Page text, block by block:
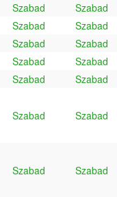
Szabad
Szabad
Szabad
Szabad
Szabad
Szabad
Szabad
Szabad
Szabad
Szabad
Szabad Szabad
Szabad Szabad